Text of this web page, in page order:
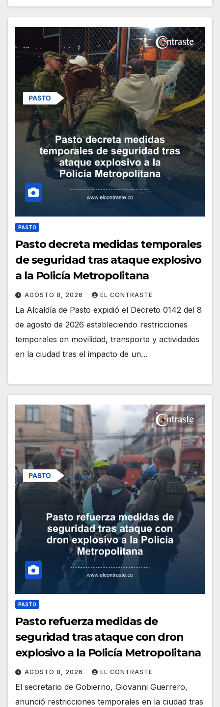
PASTO
Pasto decreta medidas temporales
de seguridad tras ataque explosivo
a la Policía Metropolitana
AGOSTO 8, 2026 EL CONTRASTE
La Alcaldía de Pasto expidió el Decreto 0142 del 8
de agosto de 2026 estableciendo restricciones
temporales en movilidad, transporte y actividades
en la ciudad tras el impacto de un…
PASTO
Pasto refuerza medidas de
seguridad tras ataque con dron
explosivo a la Policía Metropolitana
AGOSTO 8, 2026 EL CONTRASTE
El secretario de Gobierno, Giovanni Guerrero,
anunció restricciones temporales en la ciudad tras